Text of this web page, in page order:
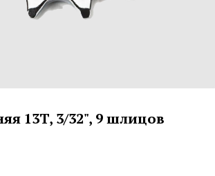
13T, 3/32", 9 шлицов